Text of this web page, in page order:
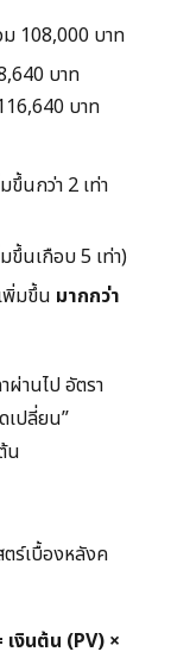
108,000 บาท
บาท
บาท
ขึ้นกว่า 2 เท่า
ขึ้นเกือบ 5 เท่า)
พิ่มขึ้น มากกว่า
ผ่านไป อัตรา
เปลี่ยน”
น
ตร์เบื้องหลังค
งินต้น (PV) ×